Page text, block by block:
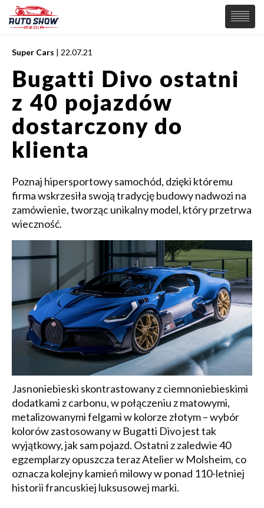
PREMIERY
SAMOCHODY
Wiadomości
Supersamochody
Samochody Koncepcyjne
Tuning
Elektryczne
MOTORSPORT
Super Cars | 22.07.21
Bugatti Divo ostatni
z 40 pojazdów
dostarczony do
klienta
Poznaj hipersportowy samochód, dzięki któremu
firma wskrzesiła swoją tradycję budowy nadwozi na
zamówienie, tworząc unikalny model, który przetrwa
wieczność.
Jasnoniebieski skontrastowany z ciemnoniebieskimi
dodatkami z carbonu, w połączeniu z matowymi,
metalizowanymi felgami w kolorze złotym – wybór
kolorów zastosowany w Bugatti Divo jest tak
wyjątkowy, jak sam pojazd. Ostatni z zaledwie 40
egzemplarzy opuszcza teraz Atelier w Molsheim, co
oznacza kolejny kamień milowy w ponad 110-letniej
historii francuskiej luksusowej marki.